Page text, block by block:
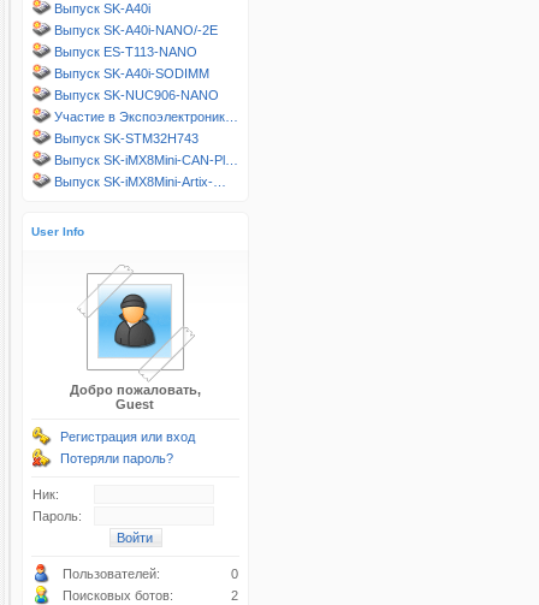
Выпуск SK-A40i
Выпуск SK-A40i-NANO/-2E
Выпуск ES-T113-NANO
Выпуск SK-A40i-SODIMM
Выпуск SK-NUC906-NANO
Участие в Экспоэлектроник…
Выпуск SK-STM32H743
Выпуск SK-iMX8Mini-CAN-Pl…
Выпуск SK-iMX8Mini-Artix-…
User Info
Добро пожаловать,
Guest
Регистрация или вход
Потеряли пароль?
Ник:
Пароль:
Пользователей:
0
Поисковых ботов:
2